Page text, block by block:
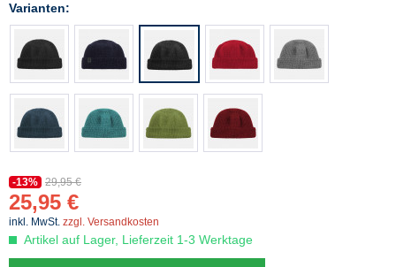
Varianten:
-13% 29,95 €
25,95 €
inkl. MwSt. zzgl. Versandkosten
Artikel auf Lager, Lieferzeit 1-3 Werktage